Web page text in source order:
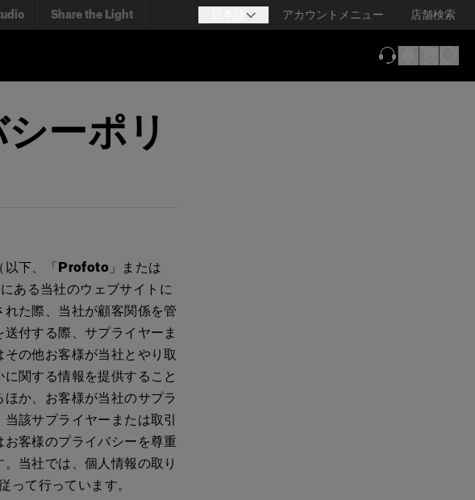
Share the Light アカウントメニュー 店舗検索
ーポリ
以下、「Profoto 」または
ある当社のウェブサイトに
た際、当社が顧客関係を管
付する際、サプライヤーま
の他お客様が当社とやり取
関する情報を提供すること
か、お客様が当社のサプラ
該サプライヤーまたは取引
客様のプライバシーを尊重
当社では、個人情報の取り
って行っています。